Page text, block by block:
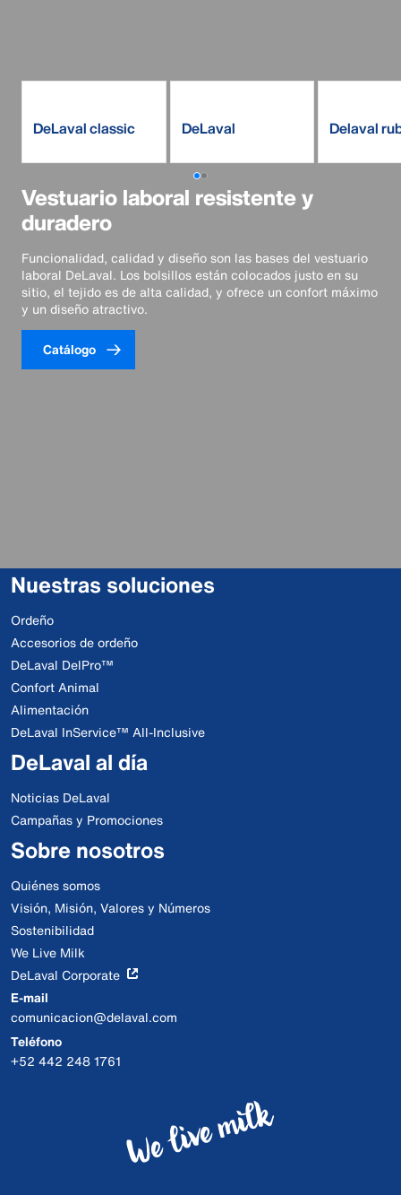
Vestuario laboral resistente y
duradero
Funcionalidad, calidad y diseño son las bases del vestuario
laboral DeLaval. Los bolsillos están colocados justo en su
sitio, el tejido es de alta calidad, y ofrece un confort máximo
y un diseño atractivo.
Catálogo
DeLaval classic DeLaval Delaval
Nuestras soluciones
Ordeño
Accesorios de ordeño
DeLaval DelPro™
Confort Animal
Alimentación
DeLaval InService™ All-Inclusive
DeLaval al día
Noticias DeLaval
Campañas y Promociones
Sobre nosotros
Quiénes somos
Visión, Misión, Valores y Números
Sostenibilidad
We Live Milk
DeLaval Corporate
E-mail
comunicacion@delaval.com
Teléfono
+52 442 248 1761